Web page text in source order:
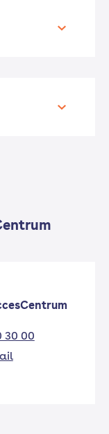
30 00